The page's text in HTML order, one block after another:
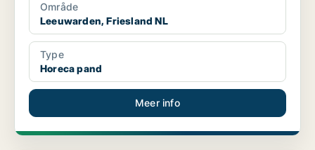
Område
Leeuwarden, Friesland NL
Type
Horeca pand
Meer info